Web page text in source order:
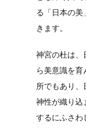
る「日本の
きます。
神宮の杜は、
ら美意識を
所でもあり
神性が織り込
するにふさわ